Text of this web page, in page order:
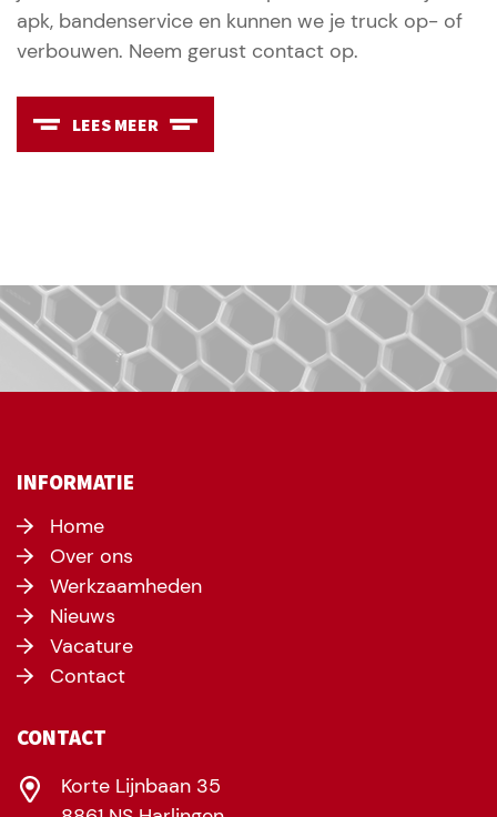
apk, bandenservice en kunnen we je truck op- of
verbouwen. Neem gerust contact op.
LEES MEER
INFORMATIE
Home
Over ons
Werkzaamheden
Nieuws
Vacature
Contact
CONTACT
Korte Lijnbaan 35